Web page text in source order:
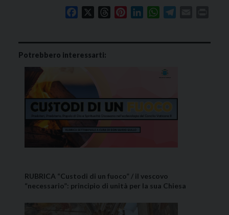
Facebook ThreadsPinterestLinkedInWhatsApp
Potrebbero interessarti:
RUBRICA “Custodi di un fuoco” / il vescovo
“necessario”: principio di unità per la sua Chiesa